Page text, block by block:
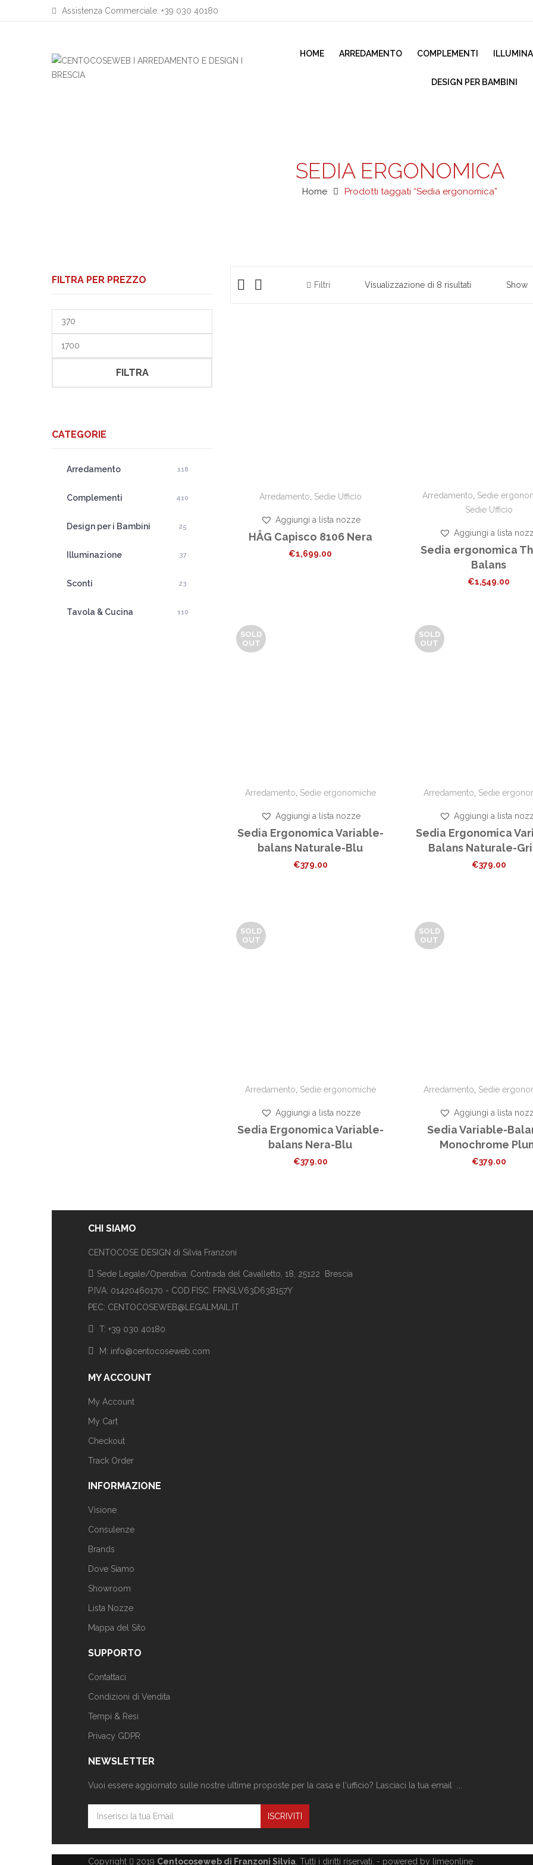
Assistenza Commerciale: +39 030 40180
HOME ARREDAMENTO COMPLEMENTI
DESIGN PER BAMBINI
SEDIA ERGONOMICA
Home Prodotti taggati “Sedia ergonomica”
FILTRA PER PREZZO
FILTRA
CATEGORIE
Arredamento 118
Complementi 410
Design per i Bambini 25
Illuminazione 37
Sconti 23
Tavola & Cucina 110
Filtri Visualizzazione di 8 risultati Show
Arredamento Sedie Ufficio
Aggiungi a lista nozze
HÅG Capisco 8106 Nera
€1,699.00
Arredamento Sedie
Sedie Ufficio
Aggiungi a lista
Sedia ergonomica
Balans
€1,549.00
SOLD
OUT
Arredamento, Sedie ergonomiche
Aggiungi a lista nozze
Sedia Ergonomica Variable-
balans Naturale-Blu
€379.00
SOLD
OUT
Arredamento, Sedie
Aggiungi a lista
Sedia Ergonomica
Balans Naturale-
€379.00
SOLD
OUT
Arredamento, Sedie ergonomiche
Aggiungi a lista nozze
Sedia Ergonomica Variable-
balans Nera-Blu
€379.00
SOLD
OUT
Arredamento, Sedie
Aggiungi a lista
Sedia Variable-
Monochrome
€379.00
CHI SIAMO
CENTOCOSE DESIGN di Silvia Franzoni
Sede Legale/Operativa: Contrada del Cavalletto, 18, 25122 Brescia
P.IVA: 01420460170 - COD.FISC: FRNSLV63D63B157Y
PEC: CENTOCOSEWEB@LEGALMAIL.IT
T: +39 030 40180
M: info@centocoseweb.com
MY ACCOUNT
My Account
My Cart
Checkout
Track Order
INFORMAZIONE
Visione
Consulenze
Brands
Dove Siamo
Showroom
Lista Nozze
Mappa del Sito
SUPPORTO
Contattaci
Condizioni di Vendita
Tempi & Resi
Privacy GDPR
NEWSLETTER
Vuoi essere aggiornato sulle nostre ultime proposte per la casa e l'ufficio? Lasciaci la tua email ...
Copyright 2019 Centocoseweb di Franzoni Silvia. Tutti i diritti riservati. - powered by limeonline